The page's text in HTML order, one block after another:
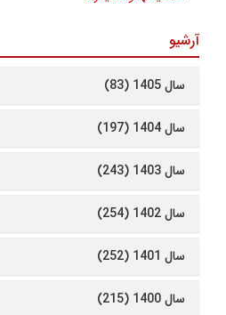
آرشیو
سال 1405 (83)
سال 1404 (197)
سال 1403 (243)
سال 1402 (254)
سال 1401 (252)
سال 1400 (215)